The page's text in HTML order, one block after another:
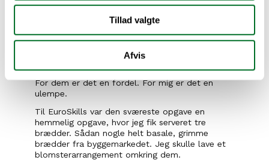
Tillad valgte
Afvis
Jeg kan ikke dufte blomster længere
Ulempen ved mit erhverv er, at jeg ikke kan dufte
blomsterne. Vi står i dem hver dag. Vi bliver
immune, ligesom fiskehandlere ikke kan dufte
For dem er det en fordel. For mig er det en
ulempe.
Til EuroSkills var den sværeste opgave en
hemmelig opgave, hvor jeg fik serveret tre
brædder. Sådan nogle helt basale, grimme
brædder fra byggemarkedet. Jeg skulle lave et
blomsterarrangement omkring dem.